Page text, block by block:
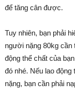
để tăng cân được.
Tuy nhiên, bạn phải
người nặng 80kg cần
động thể chất của
đó nhé. Nếu lao
nặng, bạn cần phải